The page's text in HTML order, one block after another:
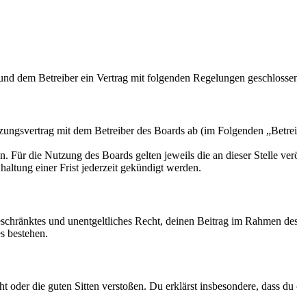
Betreiber ein Vertrag mit folgenden Regelungen
mit dem Betreiber des Boards ab (im Folgenden
Für die Nutzung des Boards gelten jeweils die an dieser Stelle
einer Frist jederzeit gekündigt werden.
und unentgeltliches Recht, deinen Beitrag im Rahmen
bestehen.
die guten Sitten verstoßen. Du erklärst insbesondere, dass